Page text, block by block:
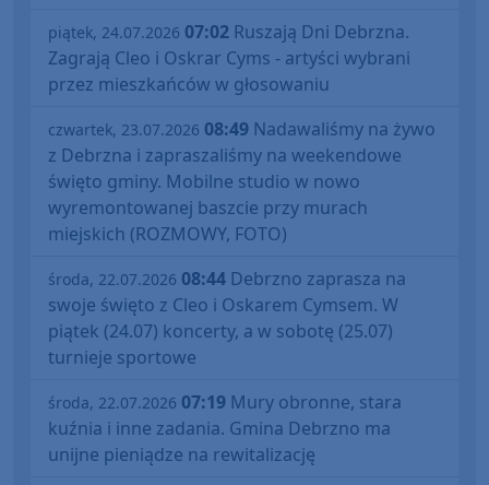
piątek, 24.07.2026 07:02 Ruszają Dni Debrzna.
Zagrają Cleo i Oskrar Cyms - artyści wybrani
przez mieszkańców w głosowaniu
czwartek, 23.07.2026 08:49 Nadawaliśmy na żywo
z Debrzna i zapraszaliśmy na weekendowe
święto gminy. Mobilne studio w nowo
wyremontowanej baszcie przy murach
miejskich (ROZMOWY, FOTO)
środa, 22.07.2026 08:44 Debrzno zaprasza na
swoje święto z Cleo i Oskarem Cymsem. W
piątek (24.07) koncerty, a w sobotę (25.07)
turnieje sportowe
środa, 22.07.2026 07:19 Mury obronne, stara
kuźnia i inne zadania. Gmina Debrzno ma
unijne pieniądze na rewitalizację